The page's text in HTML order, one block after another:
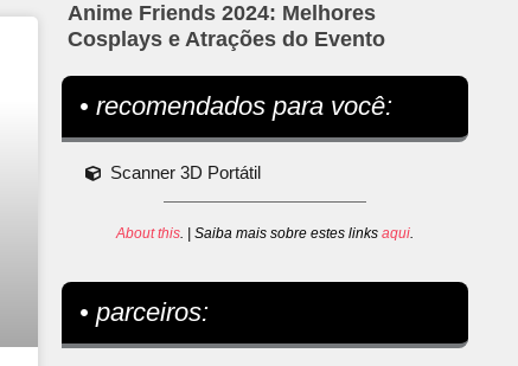
Anime Friends 2024: Melhores
Cosplays e Atrações do Evento
• recomendados para você:
Scanner 3D Portátil
About this. | Saiba mais sobre estes linksaqui.
• parceiros: